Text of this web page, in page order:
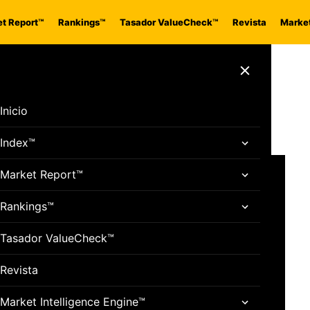
Report™ Rankings™ Tasador ValueCheck™ Revista
Cerrar menú
Inicio
Index™
Market Report™
Rankings™
Tasador ValueCheck™
Revista
Market Intelligence Engine™
Mercedes-
vs
Europacoche